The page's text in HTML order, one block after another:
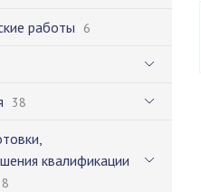
работы 6
38
квалификации